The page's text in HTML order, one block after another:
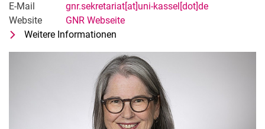
E-Mail
gnr.sekretariat[at]uni-kassel[dot]de
Website
GNR Webseite
Weitere Informationen